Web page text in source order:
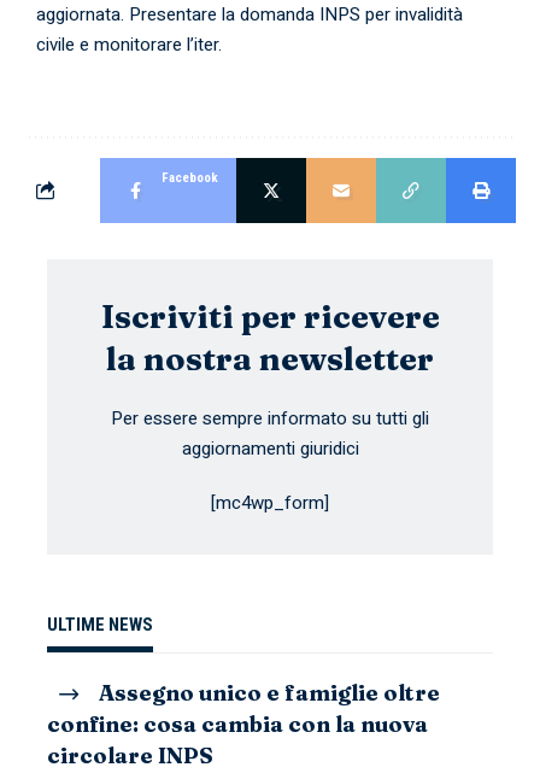
aggiornata. Presentare la domanda INPS per invalidità
civile e monitorare l’iter.
Facebook
Iscriviti per ricevere
la nostra newsletter
Per essere sempre informato su tutti gli
aggiornamenti giuridici
[mc4wp_form]
ULTIME NEWS
Assegno unico e famiglie oltre
confine: cosa cambia con la nuova
circolare INPS